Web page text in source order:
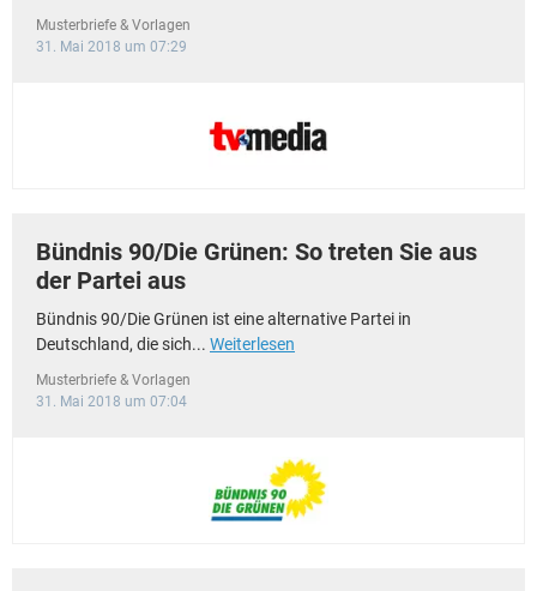
Musterbriefe & Vorlagen
31. Mai 2018 um 07:29
Bündnis 90/Die Grünen: So treten Sie aus
der Partei aus
Bündnis 90/Die Grünen ist eine alternative Partei in
Deutschland, die sich... Weiterlesen
Musterbriefe & Vorlagen
31. Mai 2018 um 07:04